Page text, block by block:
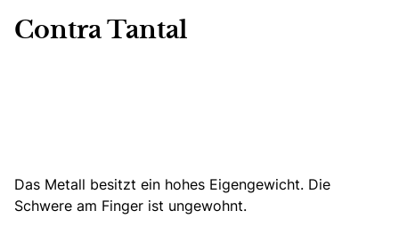
Contra Tantal
Das Metall besitzt ein hohes Eigengewicht. Die
Schwere am Finger ist ungewohnt.